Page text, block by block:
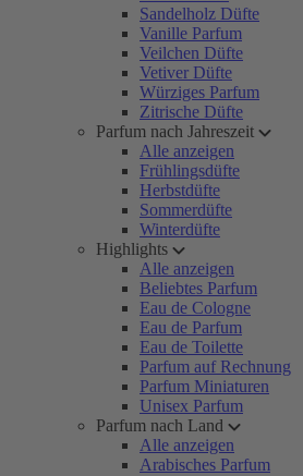
Sandelholz Düfte
Vanille Parfum
Veilchen Düfte
Vetiver Düfte
Würziges Parfum
Zitrische Düfte
Parfum nach Jahreszeit
Alle anzeigen
Frühlingsdüfte
Herbstdüfte
Sommerdüfte
Winterdüfte
Highlights
Alle anzeigen
Beliebtes Parfum
Eau de Cologne
Eau de Parfum
Eau de Toilette
Parfum auf Rechnung
Parfum Miniaturen
Unisex Parfum
Parfum nach Land
Alle anzeigen
Arabisches Parfum